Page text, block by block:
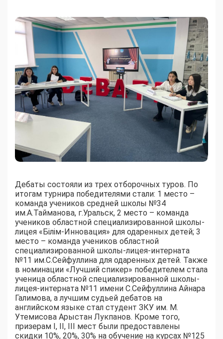
Дебаты состояли из трех отборочных туров. По
итогам турнира победителями стали: 1 место –
команда учеников средней школы №34
им.А.Тайманова, г.Уральск, 2 место – команда
учеников областной специализированной школы-
лицея «Білім-Инновация» для одаренных детей; 3
место – команда учеников областной
специализированной школы-лицея-интерната
№11 им.С.Сейфуллина для одаренных детей. Также
в номинации «Лучший спикер» победителем стала
ученица областной специализированной школы-
лицея-интерната №11 имени С.Сейфуллина Айнара
Галимова, а лучшим судьей дебатов на
английском языке стал студент ЗКУ им. М.
Утемисова Арыстан Лукпанов. Кроме того,
призерам I, II, III мест были предоставлены
скидки 10%, 20%, 30% на обучение на курсах №125